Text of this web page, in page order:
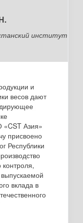
институт
и
весов дают
«CST Азия»
присвоено
Республики
контроля,
вклада в